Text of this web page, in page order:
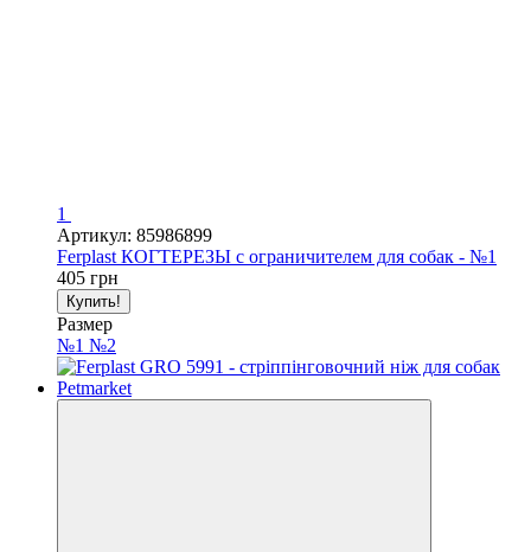
1
Артикул: 85986899
Ferplast КОГТЕРЕЗЫ с ограничителем для собак - №1
405 грн
Купить!
Размер
№1 №2